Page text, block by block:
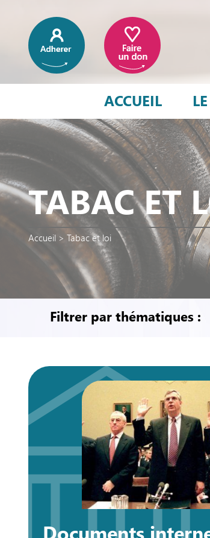
ACCUEIL
TABAC ET
Accueil > Tabac et loi
Filtrer par thématiques :
Documents